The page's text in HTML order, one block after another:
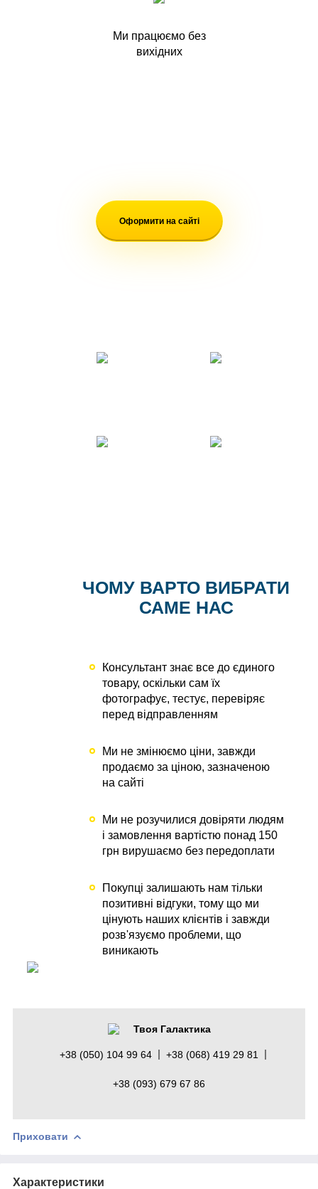
Ми працюємо без
вихідних
Оформити на сайті
ЧОМУ ВАРТО ВИБРАТИ
САМЕ НАС
Консультант знає все до єдиного
товару, оскільки сам їх
фотографує, тестує, перевіряє
перед відправленням
Ми не змінюємо ціни, завжди
продаємо за ціною, зазначеною
на сайті
Ми не розучилися довіряти людям
і замовлення вартістю понад 150
грн вирушаємо без передоплати
Покупці залишають нам тільки
позитивні відгуки, тому що ми
цінують наших клієнтів і завжди
розв'язуємо проблеми, що
виникають
Твоя Галактика
+38 (050) 104 99 64 +38 (068) 419 29 81
+38 (093) 679 67 86
Приховати
Характеристики